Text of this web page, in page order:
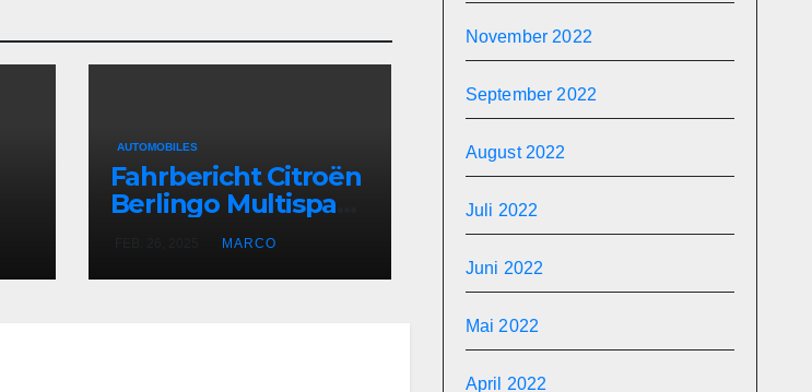
AUTOMOBILES
Fahrbericht Citroën
Berlingo Multispace
XTR HDi 115
MARCO
November 2022
September 2022
August 2022
Juli 2022
Juni 2022
Mai 2022
April 2022